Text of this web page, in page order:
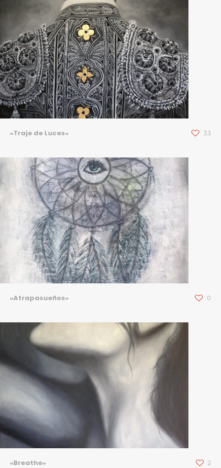
«Traje de Luces» 33
«Atrapasueños» 0
«Breathe» 2